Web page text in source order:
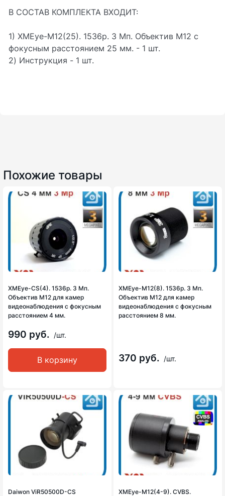
В СОСТАВ КОМПЛЕКТА ВХОДИТ:
1) XMEye-M12(25). 1536p. 3 Мп. Объектив М12 с
фокусным расстоянием 25 мм. - 1 шт.
2) Инструкция - 1 шт.
Похожие товары
XMEye-CS(4). 1536p. 3 Мп.
Объектив М12 для камер
видеонаблюдения с фокусным
расстоянием 4 мм.
990 руб. /шт.
В корзину
XMEye-M12(8). 1536p. 3 Мп.
Объектив М12 для камер
видеонаблюдения с фокусным
расстоянием 8 мм.
370 руб. /шт.
Daiwon ViR50500D-CS
XMEye-М12(4-9). CVBS.